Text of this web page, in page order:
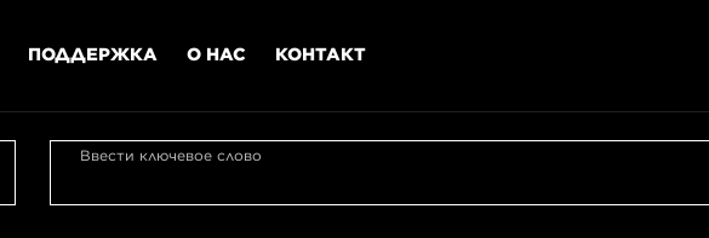
ПОДДЕРЖКА О НАС КОНТАКТ
Ввести ключевое слово